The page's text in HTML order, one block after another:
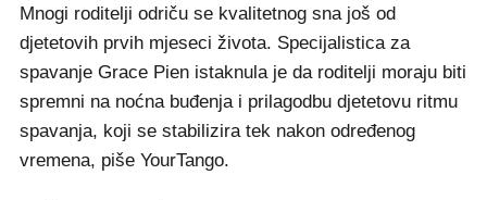
Mnogi roditelji odriču se kvalitetnog sna još od
djetetovih prvih mjeseci života. Specijalistica za
spavanje Grace Pien istaknula je da roditelji moraju biti
spremni na noćna buđenja i prilagodbu djetetovu ritmu
spavanja, koji se stabilizira tek nakon određenog
vremena, piše YourTango.